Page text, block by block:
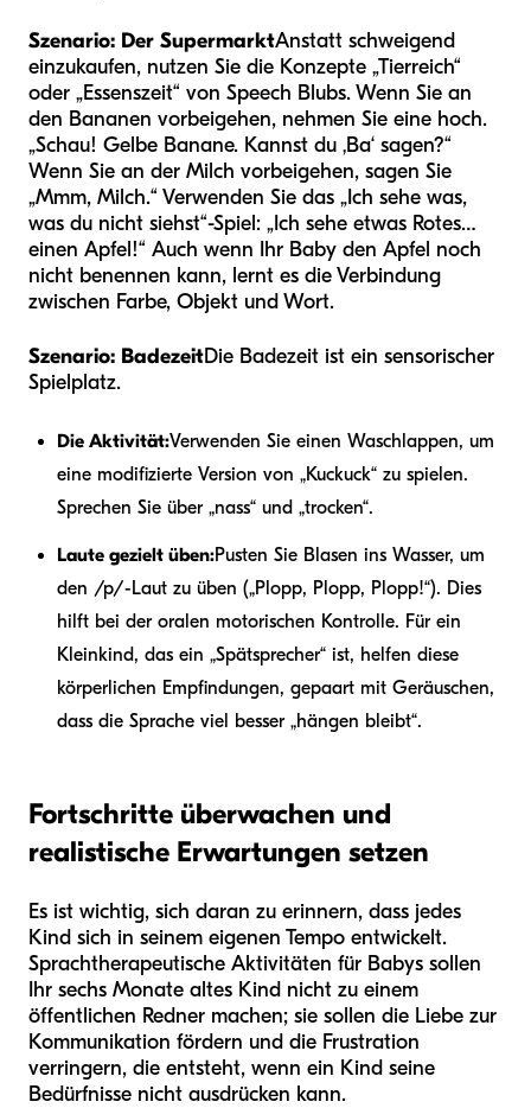
Szenario: Der SupermarktAnstatt schweigend
einzukaufen, nutzen Sie die Konzepte „Tierreich“
oder „Essenszeit“ von Speech Blubs. Wenn Sie an
den Bananen vorbeigehen, nehmen Sie eine hoch.
„Schau! Gelbe Banane. Kannst du ‚Ba‘ sagen?“
Wenn Sie an der Milch vorbeigehen, sagen Sie
„Mmm, Milch.“ Verwenden Sie das „Ich sehe was,
was du nicht siehst“-Spiel: „Ich sehe etwas Rotes…
einen Apfel!“ Auch wenn Ihr Baby den Apfel noch
nicht benennen kann, lernt es die Verbindung
zwischen Farbe, Objekt und Wort.
Szenario: BadezeitDie Badezeit ist ein sensorischer
Spielplatz.
Die Aktivität:Verwenden Sie einen Waschlappen, um
eine modifizierte Version von „Kuckuck“ zu spielen.
Sprechen Sie über „nass“ und „trocken“.
Laute gezielt üben:Pusten Sie Blasen ins Wasser, um
den /p/-Laut zu üben („Plopp, Plopp, Plopp!“). Dies
hilft bei der oralen motorischen Kontrolle. Für ein
Kleinkind, das ein „Spätsprecher“ ist, helfen diese
körperlichen Empfindungen, gepaart mit Geräuschen,
dass die Sprache viel besser „hängen bleibt“.
Fortschritte überwachen und
realistische Erwartungen setzen
Es ist wichtig, sich daran zu erinnern, dass jedes
Kind sich in seinem eigenen Tempo entwickelt.
Sprachtherapeutische Aktivitäten für Babys sollen
Ihr sechs Monate altes Kind nicht zu einem
öffentlichen Redner machen; sie sollen die Liebe zur
Kommunikation fördern und die Frustration
verringern, die entsteht, wenn ein Kind seine
Bedürfnisse nicht ausdrücken kann.